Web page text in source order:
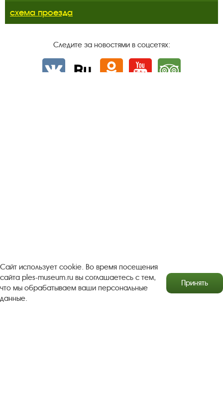
схема проезда
Следите за новостями в соцсетях:
Вконтактеrutube Одноклассники
YouTube Трипадвизор
Copyright © http://www.plyos.org Плесский государственный
историко-архитектурный и художественный
музей‑заповедник.
Сайт использует cookie. Во время посещения
сайта ples-museum.ru вы соглашаетесь с тем,
что мы обрабатываем ваши персональные
данные.
Принять